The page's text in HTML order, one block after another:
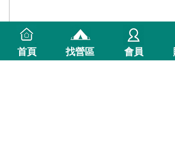
首頁 找營區 會員